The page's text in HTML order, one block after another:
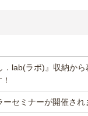
．lab(ラボ)』収納か
セミナーが開催され